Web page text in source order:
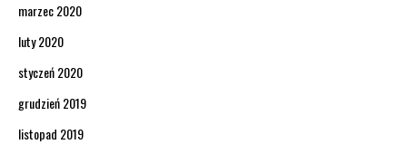
marzec 2020
luty 2020
styczeń 2020
grudzień 2019
listopad 2019